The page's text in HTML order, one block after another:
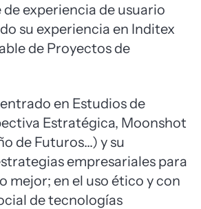
experiencia de usuario
su experiencia en Inditex
de Proyectos de
en Estudios de
Estratégica, Moonshot
de Futuros…) y su
empresariales para
mejor; en el uso ético y con
de tecnologías